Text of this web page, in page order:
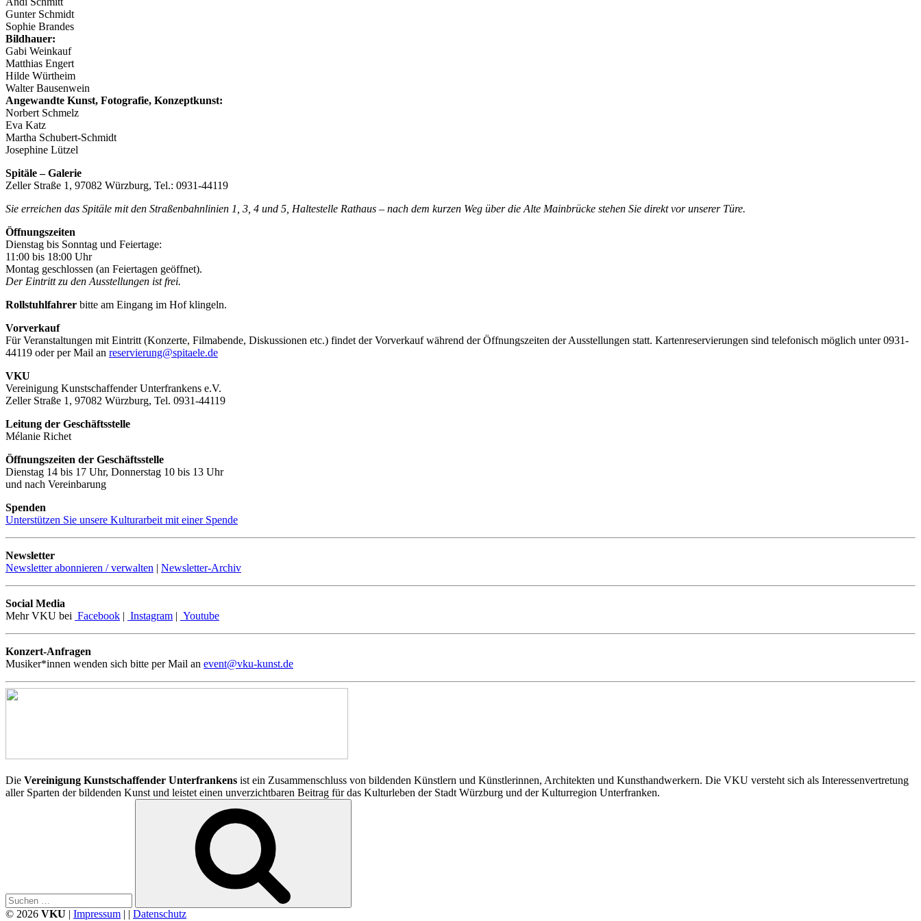
Gunter Schmidt
Sophie Brandes
Bildhauer:
Gabi Weinkauf
Matthias Engert
Hilde Würtheim
Walter Bausenwein
Angewandte Kunst, Fotografie, Konzeptkunst:
Norbert Schmelz
Eva Katz
Martha Schubert-Schmidt
Josephine Lützel
Spitäle – Galerie
Zeller Straße 1, 97082 Würzburg, Tel.: 0931-44119
Sie erreichen das Spitäle mit den Straßenbahnlinien 1, 3, 4 und 5, Haltestelle Rathaus – nach dem kurzen Weg über die Alte Mainbrücke stehen Sie direkt vor unserer Türe.
Öffnungszeiten
Dienstag bis Sonntag und Feiertage:
11:00 bis 18:00 Uhr
Montag geschlossen (an Feiertagen geöffnet).
Der Eintritt zu den Ausstellungen ist frei.
Rollstuhlfahrer bitte am Eingang im Hof klingeln.
Vorverkauf
Für Veranstaltungen mit Eintritt (Konzerte, Filmabende, Diskussionen etc.) findet der Vorverkauf während der Öffnungszeiten der Ausstellungen statt. Kartenreservierungen sind telefonisch möglich unter 0931-
44119 oder per Mail an reservierung@spitaele.de
VKU
Vereinigung Kunstschaffender Unterfrankens e.V.
Zeller Straße 1, 97082 Würzburg, Tel. 0931-44119
Leitung der Geschäftsstelle
Mélanie Richet
Öffnungszeiten der Geschäftsstelle
Dienstag 14 bis 17 Uhr, Donnerstag 10 bis 13 Uhr
und nach Vereinbarung
Spenden
Unterstützen Sie unsere Kulturarbeit mit einer Spende
Newsletter
Newsletter abonnieren / verwalten | Newsletter-Archiv
Social Media
Mehr VKU bei Facebook | Instagram | Youtube
Konzert-Anfragen
Musiker*innen wenden sich bitte per Mail an event@vku-kunst.de
Die Vereinigung Kunstschaffender Unterfrankens ist ein Zusammenschluss von bildenden Künstlern und Künstlerinnen, Architekten und Kunsthandwerkern. Die VKU versteht sich als Interessenvertretung
aller Sparten der bildenden Kunst und leistet einen unverzichtbaren Beitrag für das Kulturleben der Stadt Würzburg und der Kulturregion Unterfranken.
© 2026 VKU | Impressum | | Datenschutz